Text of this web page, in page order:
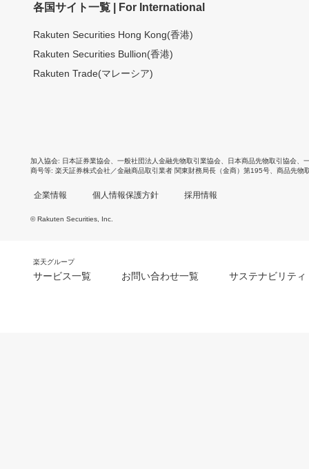
各国サイト一覧 | For International
Rakuten Securities Hong Kong(香港)
Rakuten Securities Bullion(香港)
Rakuten Trade(マレーシア)
加入協会 日本証券業協会 一般社団法人金融先物取引業協会 日本商品先物取引協会
商号等 楽天証券株式会社／金融商品取引業者 関東財務局長（金商）第195号、商品先物
企業情報 個人情報保護方針 採用情報
© Rakuten Securities, Inc.
楽天グループ
サービス一覧 お問い合わせ一覧 サステナビリティ